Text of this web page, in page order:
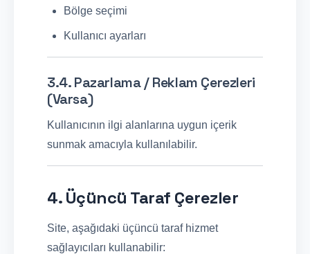
Bölge seçimi
Kullanıcı ayarları
3.4. Pazarlama / Reklam Çerezleri
(Varsa)
Kullanıcının ilgi alanlarına uygun içerik
sunmak amacıyla kullanılabilir.
4. Üçüncü Taraf Çerezler
Site, aşağıdaki üçüncü taraf hizmet
sağlayıcıları kullanabilir: